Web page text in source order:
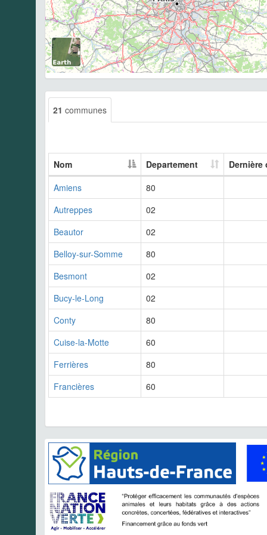
21 communes
Nom Departement
Amiens
80
Autreppes
02
Beautor
02
Belloy-sur-Somme
80
Besmont
02
Bucy-le-Long
02
Conty
80
Cuise-la-Motte
60
Ferrières
80
Francières
60